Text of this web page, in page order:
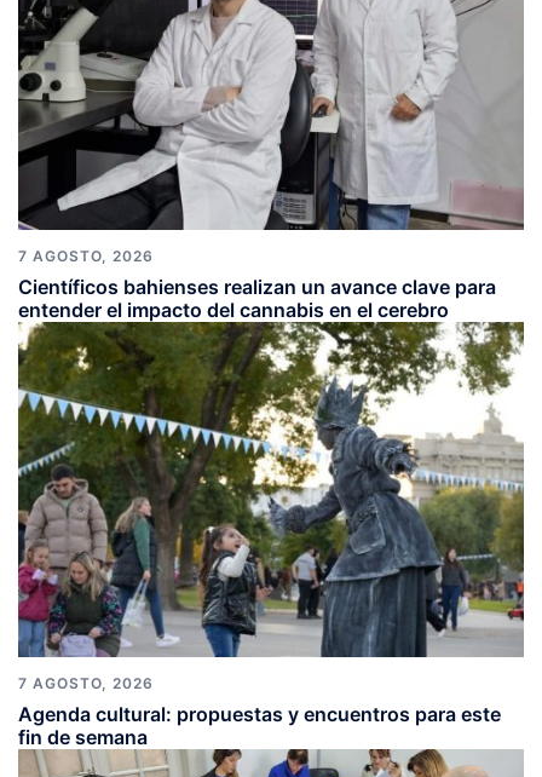
7 AGOSTO, 2026
Científicos bahienses realizan un avance clave para
entender el impacto del cannabis en el cerebro
7 AGOSTO, 2026
Agenda cultural: propuestas y encuentros para este
fin de semana